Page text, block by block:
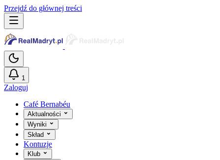
Przejdź do głównej treści
1
Zaloguj
Café Bernabéu
Aktualności
Wyniki
Skład
Kontuzje
Klub